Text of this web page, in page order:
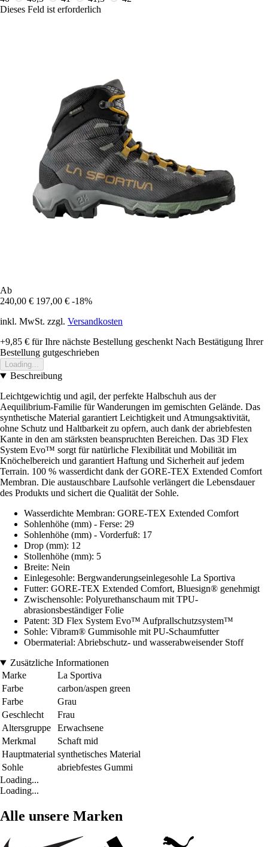
Dieses Feld ist erforderlich
Ab
240,00 € 197,00 € -18%
inkl. MwSt. zzgl. Versandkosten
+9,85 € für Ihre nächste Bestellung geschenkt Nach Bestätigung Ihrer
Bestellung gutgeschrieben
Loading...
Beschreibung
Leichtgewichtig und agil, der perfekte Halbschuh aus der
Aequilibrium-Familie für Wanderungen im gemischten Gelände. Das
synthetische Material garantiert Leichtigkeit und Atmungsaktivität,
ohne Schutz und Haltbarkeit zu opfern, auch dank der abriebfesten
Kante in den am stärksten beanspruchten Bereichen. Das 3D Flex
System Evo™ sorgt für natürliche Flexibilität und Mobilität im
Knöchelbereich und garantiert Haftung und Sicherheit auf jedem
Terrain. 100 % wasserdicht dank der GORE-TEX Extended Comfort
Membran. Die austauschbare Laufsohle verlängert die Lebensdauer
des Produkts und sichert die Qualität der Sohle.
Wasserdichte Membran: GORE-TEX Extended Comfort
Sohlenhöhe (mm) - Ferse: 29
Sohlenhöhe (mm) - Vorderfuß: 17
Drop (mm): 12
Stollenhöhe (mm): 5
Breite: Nein
Einlegesohle: Bergwanderungseinlegesohle La Sportiva
Futter: GORE-TEX Extended Comfort, Bluesign® genehmigt
Zwischensohle: Polyurethanschaum mit TPU-
abrasionsbeständiger Folie
Patent: 3D Flex System Evo™ Aufprallschutzsystem™
Sohle: Vibram® Gummisohle mit PU-Schaumfutter
Obermaterial: Abriebschutz- und wasserabweisender Stoff
Zusätzliche Informationen
Marke
La Sportiva
Farbe
carbon/aspen green
Farbe
Grau
Geschlecht
Frau
Altersgruppe
Erwachsene
Merkmal
Schaft mid
Hauptmaterial synthetisches Material
Sohle
abriebfestes Gummi
Loading...
Loading...
Alle unsere Marken